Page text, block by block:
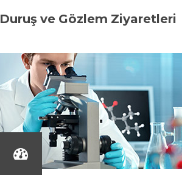
Duruş ve Gözlem Ziyaretleri